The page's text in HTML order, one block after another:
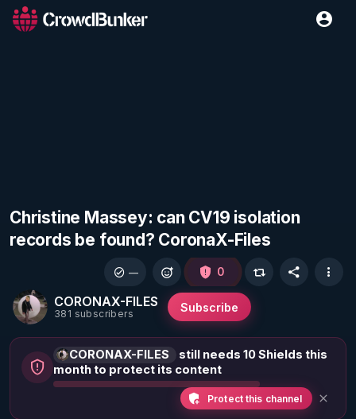
Christine Massey: can CV19 isolation
records be found? CoronaX-Files
CORONAX-FILES
381 subscribers Subscribe
— 0
CORONAX-FILES
still needs 10 Shields this
month to protect its content
Protect this channel